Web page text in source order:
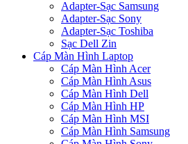
Adapter-Sạc Samsung
Adapter-Sạc Sony
Adapter-Sạc Toshiba
Sạc Dell Zin
Cáp Màn Hình Laptop
Cáp Màn Hình Acer
Cáp Màn Hình Asus
Cáp Màn Hình Dell
Cáp Màn Hình HP
Cáp Màn Hình MSI
Cáp Màn Hình Samsung